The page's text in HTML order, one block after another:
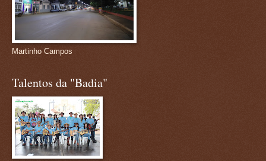
Martinho Campos
Talentos da "Badia"